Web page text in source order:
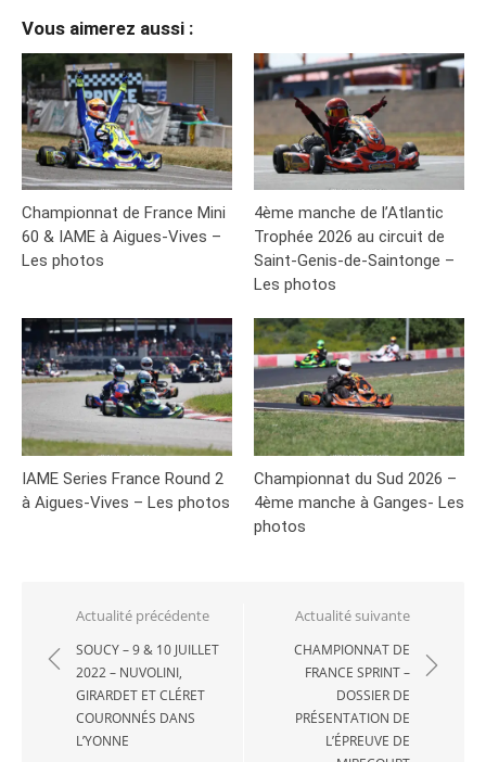
Vous aimerez aussi :
Championnat de France Mini
60 & IAME à Aigues-Vives –
Les photos
4ème manche de l’Atlantic
Trophée 2026 au circuit de
Saint-Genis-de-Saintonge –
Les photos
IAME Series France Round 2
à Aigues-Vives – Les photos
Championnat du Sud 2026 –
4ème manche à Ganges- Les
photos
Navigation
de
l’article
Actualité précédente
SOUCY – 9 & 10 JUILLET
2022 – NUVOLINI,
GIRARDET ET CLÉRET
COURONNÉS DANS
L’YONNE
Actualité suivante
CHAMPIONNAT DE
FRANCE SPRINT –
DOSSIER DE
PRÉSENTATION DE
L’ÉPREUVE DE